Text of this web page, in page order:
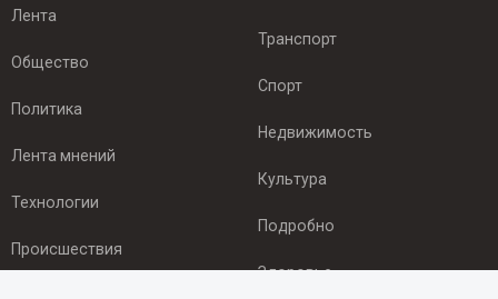
Лента
Общество
Политика
Лента мнений
Технологии
Происшествия
Транспорт
Спорт
Недвижимость
Культура
Подробно
Здоровье